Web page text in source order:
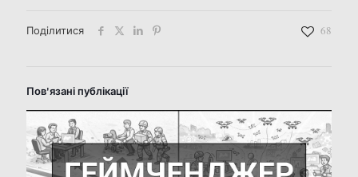
Поділитися 68
Пов'язані публікації